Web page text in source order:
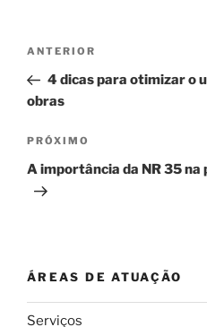
Navegação
Post
Post
anterior
ANTERIOR
4 dicas para otimizar o
obras
Próximo
post
PRÓXIMO
A importância da NR 35 na
ÁREAS DE ATUAÇÃO
Serviços